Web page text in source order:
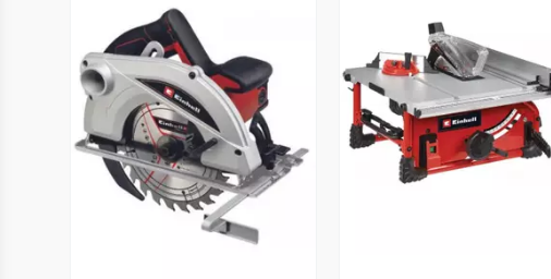
Vista Previa
Vista Previa